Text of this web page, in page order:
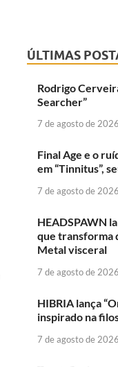
ÚLTIMAS
Rodrigo
Searcher”
7 de agosto de 2026
Final Age e o
em “Tinnitus”,
7 de agosto de 2026
HEADSPAWN
que transforma
Metal visceral
7 de agosto de 2026
HIBRIA lança
inspirado na
7 de agosto de 2026